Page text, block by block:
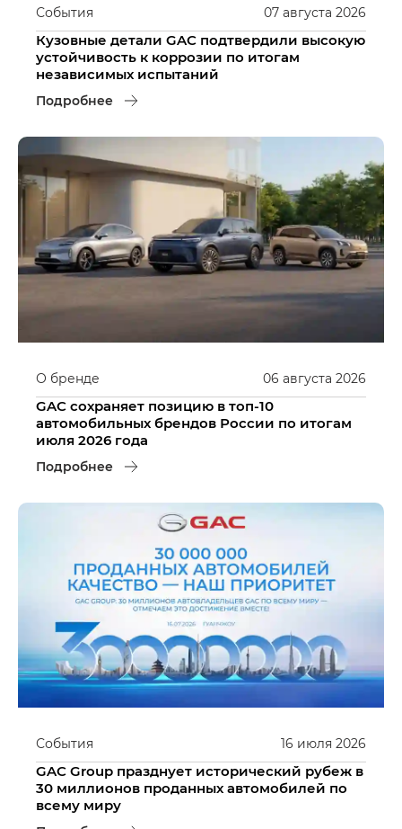
07 августа 2026
События
Кузовные детали GAC подтвердили высокую
устойчивость к коррозии по итогам
независимых испытаний
Подробнее
06 августа 2026
О бренде
GAC сохраняет позицию в топ-10
автомобильных брендов России по итогам
июля 2026 года
Подробнее
16 июля 2026
События
GAC Group празднует исторический рубеж в
30 миллионов проданных автомобилей по
всему миру